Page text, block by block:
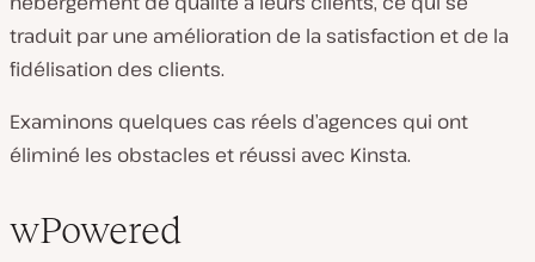
traduit par une amélioration de la satisfaction et de la
fidélisation des clients.
Examinons quelques cas réels d’agences qui ont
éliminé les obstacles et réussi avec Kinsta.
wPowered